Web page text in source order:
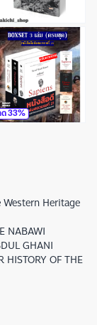
ด33%
Heritage
NABAWI
GHANI
HISTORY OF THE